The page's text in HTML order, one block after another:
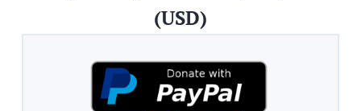
(USD)